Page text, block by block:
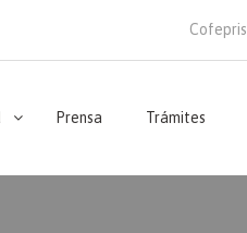
Cofepris
Prensa Trámites